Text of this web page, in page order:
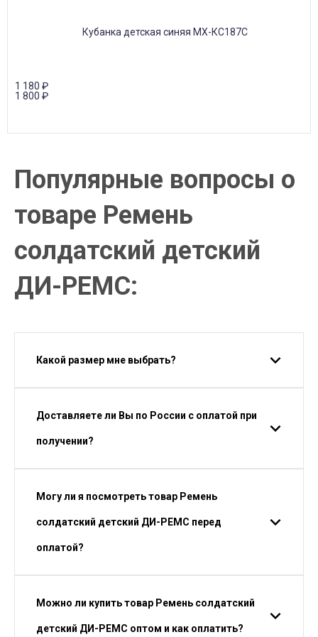
1 180 ₽
1 800 ₽
Популярные вопросы о
товаре Ремень
солдатский детский
ДИ-РЕМС:
Какой размер мне выбрать?
Доставляете ли Вы по России с оплатой при
получении?
Могу ли я посмотреть товар Ремень
солдатский детский ДИ-РЕМС перед
оплатой?
Можно ли купить товар Ремень солдатский
детский ДИ-РЕМС оптом и как оплатить?